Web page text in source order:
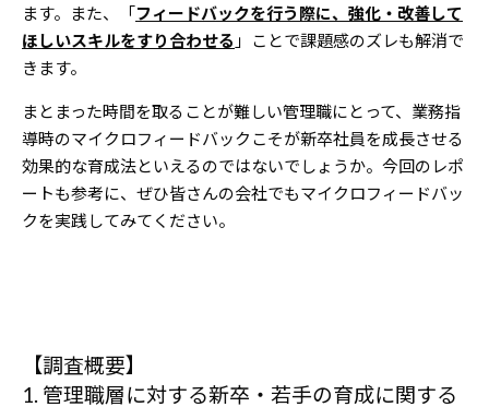
ます。また、「フィードバックを行う際に、強化・改善して
ほしいスキルをすり合わせる 」ことで課題感のズレも解消で
きます。
まとまった時間を取ることが難しい管理職にとって、業務指
導時のマイクロフィードバックこそが新卒社員を成長させる
効果的な育成法といえるのではないでしょうか。今回のレポ
ートも参考に、ぜひ皆さんの会社でもマイクロフィードバッ
クを実践してみてください。
【調査概要】
1. 管理職層に対する新卒・若手の育成に関する